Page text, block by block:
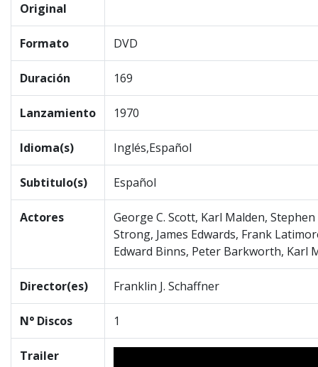
Original
Formato DVD
Duración 169
Lanzamiento 1970
Idioma(s) Inglés,Español
Subtitulo(s) Español
Actores
George C. Scott, Karl Malden,
Strong, James Edwards, Frank
Edward Binns, Peter Barkworth, Karl
Director(es) Franklin J. Schaffner
N° Discos 1
Trailer